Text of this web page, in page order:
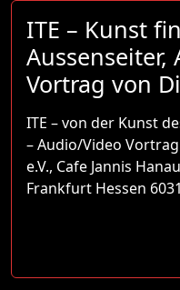
ITE – Kunst
Aussenseiter,
Vortrag von
ITE – von der Kunst
– Audio/Video
e.V., Cafe Jannis
Frankfurt Hessen